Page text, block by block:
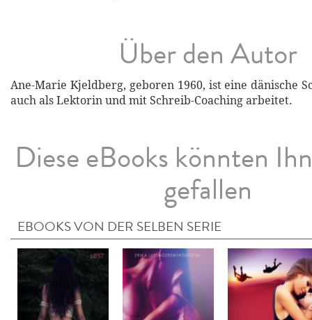
Über den Autor
Ane-Marie Kjeldberg, geboren 1960, ist eine dänische
auch als Lektorin und mit Schreib-Coaching arbeitet.
Diese eBooks könnten
gefallen
EBOOKS VON DER SELBEN SERIE